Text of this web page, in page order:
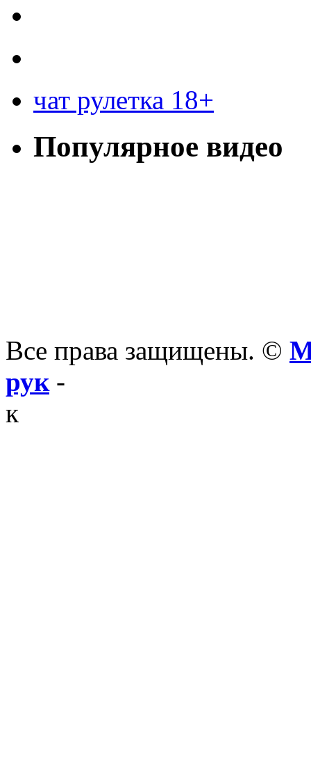
чат рулетка 18+
Популярное видео
Все права защищены. ©
рук-
к